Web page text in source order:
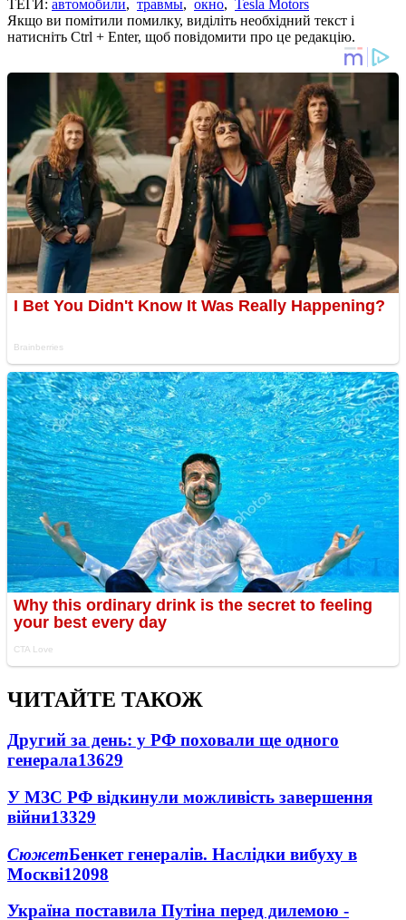
ТЕГИ: автомобили, травмы, окно, Tesla Motors
Якщо ви помітили помилку, виділіть необхідний текст і
натисніть Ctrl + Enter, щоб повідомити про це редакцію.
ЧИТАЙТЕ ТАКОЖ
Другий за день: у РФ поховали ще одного
генерала13629
У МЗС РФ відкинули можливість завершення
війни13329
СюжетБенкет генералів. Наслідки вибуху в
Москві12098
Україна поставила Путіна перед дилемою -